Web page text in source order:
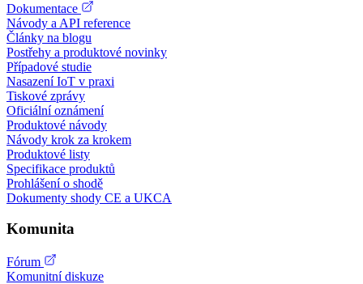
Dokumentace
Návody a API reference
Články na blogu
Postřehy a produktové novinky
Případové studie
Nasazení IoT v praxi
Tiskové zprávy
Oficiální oznámení
Produktové návody
Návody krok za krokem
Produktové listy
Specifikace produktů
Prohlášení o shodě
Dokumenty shody CE a UKCA
Komunita
Fórum
Komunitní diskuze